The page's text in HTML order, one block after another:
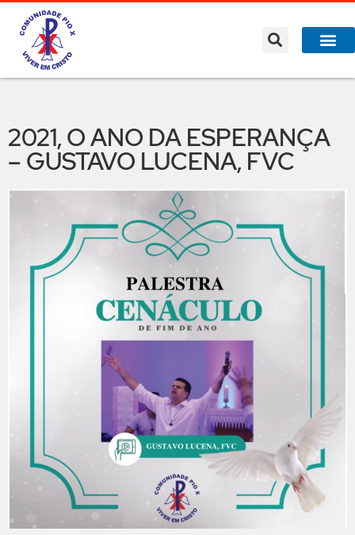
2021, O ANO DA ESPERANÇA
– GUSTAVO LUCENA, FVC